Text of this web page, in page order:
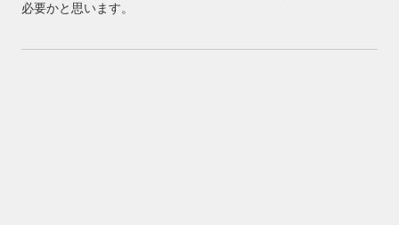
必要かと思います。